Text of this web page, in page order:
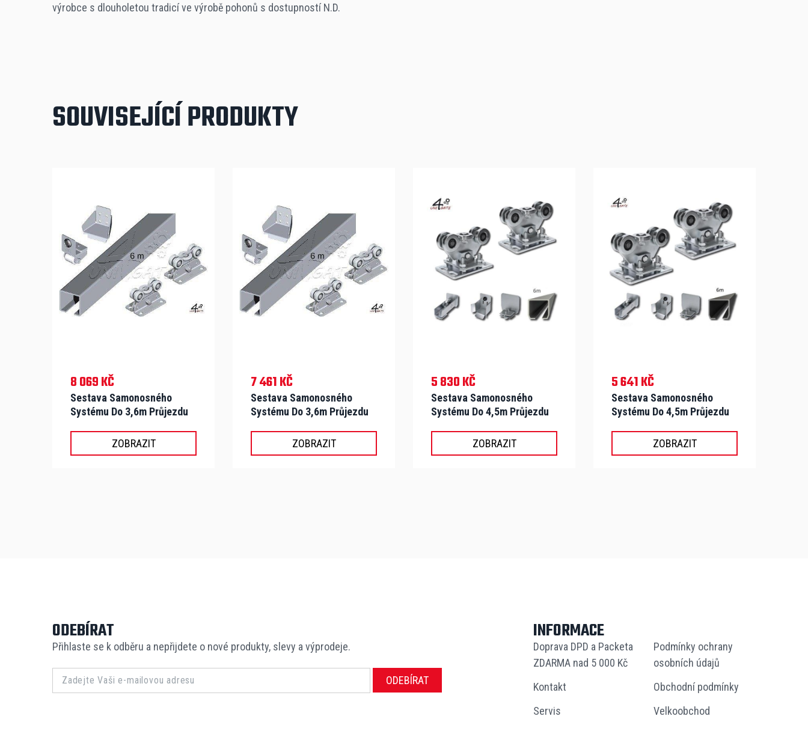
výrobce s dlouholetou tradicí ve výrobě pohonů s dostupností N.D.
IP 54
SOUVISEJÍCÍ PRODUKTY
8 069 KČ
Sestava Samonosného
Systému Do 3,6m Průjezdu
ZOBRAZIT
7 461 KČ
Sestava Samonosného
Systému Do 3,6m Průjezdu
ZOBRAZIT
5 830 KČ
Sestava Samonosného
Systému Do 4,5m Průjezdu
ZOBRAZIT
5 641 KČ
Sestava Samonosného
Systému Do 4,5m Průjezdu
ZOBRAZIT
ODEBÍRAT
Přihlaste se k odběru a nepřijdete o nové produkty, slevy a výprodeje.
ODEBÍRAT
INFORMACE
Doprava DPD a Packeta
ZDARMA nad 5 000 Kč
Podmínky ochrany
osobních údajů
Kontakt
Obchodní podmínky
Servis
Velkoobchod